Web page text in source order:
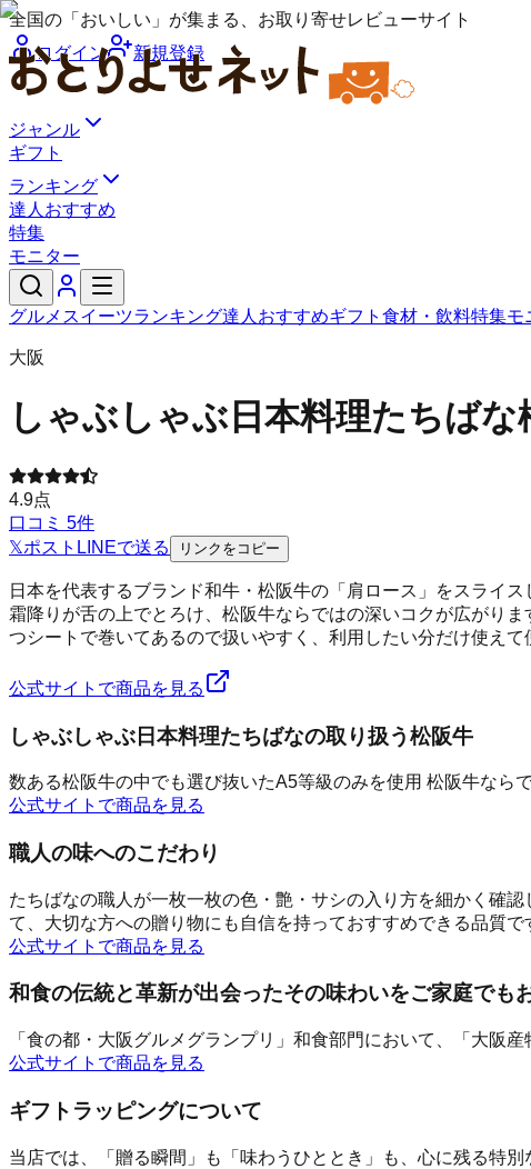
全国の「おいしい」が集まる、お取り寄せレビューサイト
ログイン
新規登録
ジャンル
ギフト
ランキング
達人おすすめ
特集
モニター
グルメ スイーツランキング達人おすすめギフト 食材・飲料特集モ
大阪
しゃぶしゃぶ日本料理たちばな
4.9点
口コミ 5件
𝕏ポスト LINEで送る リンクをコピー
日本を代表するブランド和牛・松阪牛の「肩ロース」をスライ
霜降りが舌の上でとろけ、松阪牛ならではの深いコクが広がり
つシートで巻いてあるので扱いやすく、利用したい分だけ使え
公式サイトで商品を見る
しゃぶしゃぶ日本料理たちばなの取り扱う松阪牛
数ある松阪牛の中でも選び抜いたA5等級のみを使用 松阪牛なら
公式サイトで商品を見る
職人の味へのこだわり
たちばなの職人が一枚一枚の色・艶・サシの入り方を細かく確
て、大切な方への贈り物にも自信を持っておすすめできる品質で
公式サイトで商品を見る
和食の伝統と革新が出会ったその味わいをご家庭でも
「食の都・大阪グルメグランプリ」和食部門において、「大阪
公式サイトで商品を見る
ギフトラッピングについて
当店では、「贈る瞬間」も「味わうひととき」も、心に残る特